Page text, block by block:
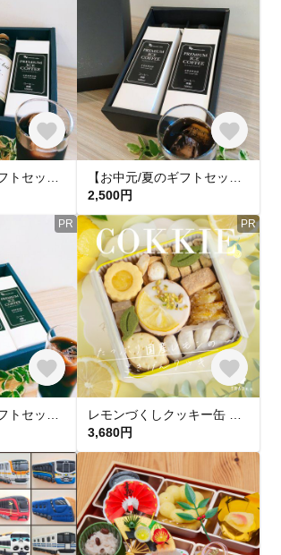
2,500円
PR PR
3,680円